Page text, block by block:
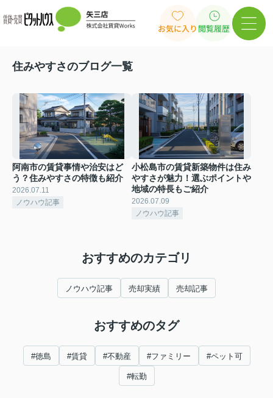
お気に入り 閲覧履歴
住みやすさのブログ一覧
阿南市の賃貸事情や治安はど
う？住みやすさの特徴も紹介
2026.07.11
ノウハウ記事
小松島市の賃貸新築物件は住み
やすさが魅力！選ぶポイントや
地域の特長もご紹介
2026.07.09
ノウハウ記事
おすすめのカテゴリ
ノウハウ記事 売却実績 売却記事
おすすめのタグ
#徳島 #賃貸 #不動産 #ファミリー #ペット可
#転勤